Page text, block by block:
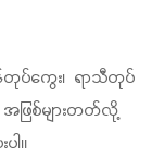
ပ်ကွေး၊ ရာသီတုပ်
အဖြစ်များတတ်လို့
ါ။